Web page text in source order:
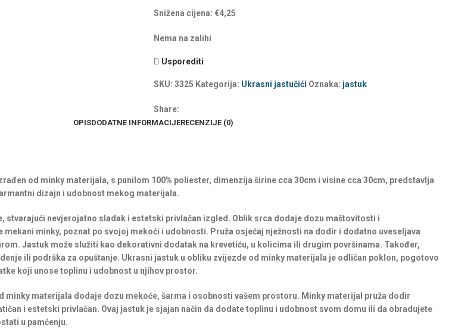
Snižena cijena: €4,25
Nema na zalihi
Usporediti
SKU: 3325 Kategorija: Ukrasni jastučići Oznaka: jastuk
Share:
OPISDODATNE INFORMACIJERECENZIJE (0)
od minky materijala, s punilom 100% poliester, dimenzija širine cca 30cm i visine cca 30cm, predstavlja
dizajn i udobnost mekog materijala.
stvarajući nevjerojatno sladak i estetski privlačan izgled. Oblik srca dodaje dozu maštovitosti i
minky, poznat po svojoj mekoći i udobnosti. Pruža osjećaj nježnosti na dodir i dodatno uveseljava
Jastuk može služiti kao dekorativni dodatak na krevetiću, u kolicima ili drugim površinama. Također,
ili podrška za opuštanje. Ukrasni jastuk u obliku zvijezde od minky materijala je odličan poklon, pogotovo
koji unose toplinu i udobnost u njihov prostor.
minky materijala dodaje dozu mekoće, šarma i osobnosti vašem prostoru. Minky materijal pruža dodir
i estetski privlačan. Ovaj jastuk je sjajan način da dodate toplinu i udobnost svom domu ili da obradujete
u pamćenju.